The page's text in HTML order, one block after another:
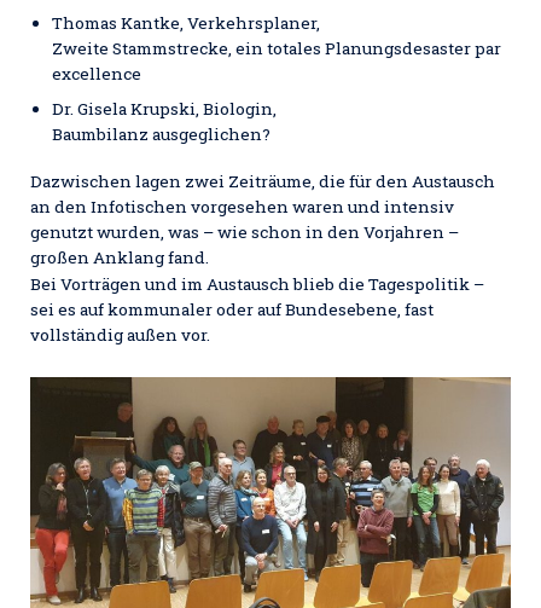
Thomas Kantke, Verkehrsplaner,
Zweite Stammstrecke, ein totales Planungsdesaster par
excellence
Dr. Gisela Krupski, Biologin,
Baumbilanz ausgeglichen?
Dazwischen lagen zwei Zeiträume, die für den Austausch
an den Infotischen vorgesehen waren und intensiv
genutzt wurden, was – wie schon in den Vorjahren –
großen Anklang fand.
Bei Vorträgen und im Austausch blieb die Tagespolitik –
sei es auf kommunaler oder auf Bundesebene, fast
vollständig außen vor.